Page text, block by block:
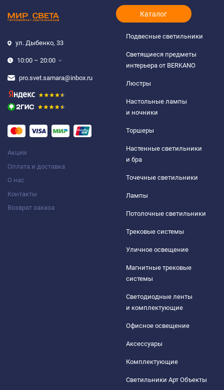
ул. Дыбенко, 33
10:00 – 20:00
pro.svet.samara@inbox.ru
Акции
Оплата и доставка
О нас
Контакты
Возврат заказа
Каталог
Подвесные светильники
Светящиеся предметы
интерьера от BERKANO
Люстры
Настольные лампы
и ночники
Торшеры
Настенные светильники
и бра
Точечные светильники
Лампы
Потолочные светильники
Трековые системы
Уличное освещение
Магнитные трековые
системы
Светодиодные ленты
и комплектующие
Офисное освещение
Аксессуары
Комплектующие
Светильники Арт Объекты